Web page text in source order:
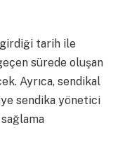
tarih ile
sürede oluşan
Ayrıca, sendikal
sendika yönetici